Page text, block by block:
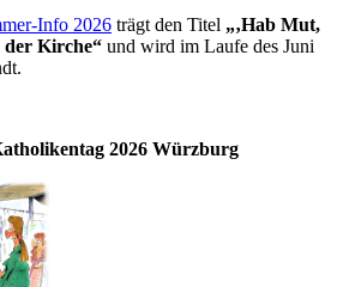
Info 2026 trägt den Titel „‚Hab Mut,
der Kirche“ und wird im Laufe des Juni
2026 Würzburg